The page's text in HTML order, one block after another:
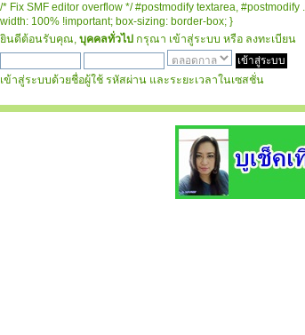
/* Fix SMF editor overflow */ #postmodify textarea,
width: 100% !important; box-sizing: border-box; }
ยินดีต้อนรับคุณ, บุคคลทั่วไป กรุณา เข้าสู่ระบบ หรือ ลงทะเบียน
เข้าสู่ระบบด้วยชื่อผู้ใช้ รหัสผ่าน และระยะเวลาในเซสชั่น